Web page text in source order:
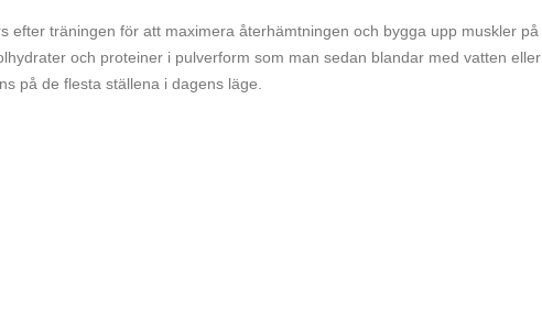
efter träningen för att maximera återhämtningen och bygga upp muskler
och proteiner i pulverform som man sedan blandar med vatten
på de flesta ställena i dagens läge.